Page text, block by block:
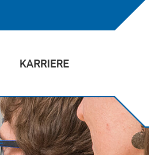
KARRIERE